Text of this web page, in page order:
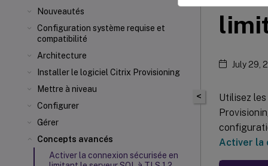
Nouveautés
Configuration système requise et
compatibilité
Architecture
Installer le logiciel Citrix Provisioning
Mettre à niveau
Configurer
Gérer
Concepts avancés
Activer la connexion sécurisée en
<
July 29,
Utilisez
Activer la